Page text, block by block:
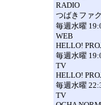
RADIO
つばきファ
毎週水曜
WEB
HELLO!
毎週水曜
TV
HELLO!
毎週水曜
TV